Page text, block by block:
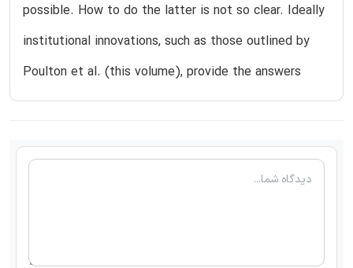
possible. How to do the latter is not so clear. Ideally
institutional innovations, such as those outlined by
Poulton et al. (this volume), provide the answers